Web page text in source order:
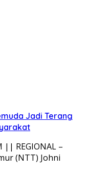
Jadi Terang
|| REGIONAL –
(NTT) Johni